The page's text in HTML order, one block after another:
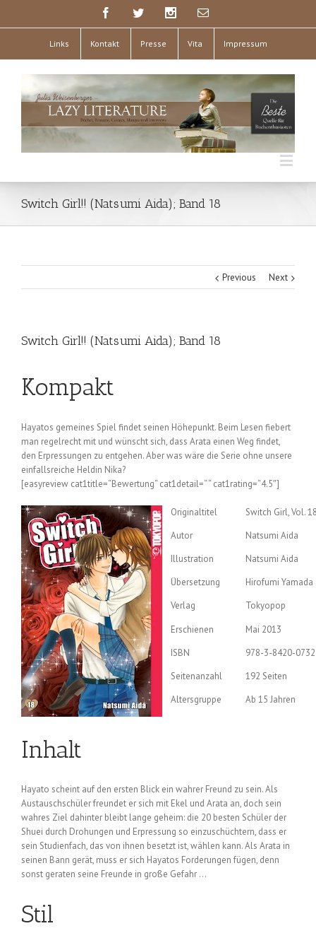
Links Kontakt Presse Vita Impressum
Switch Girl!! (Natsumi Aida); Band 18
Previous Next
Switch Girl!! (Natsumi Aida); Band 18
Kompakt
Hayatos gemeines Spiel findet seinen Höhepunkt. Beim Lesen fiebert
man regelrecht mit und wünscht sich, dass Arata einen Weg findet,
den Erpressungen zu entgehen. Aber was wäre die Serie ohne unsere
einfallsreiche Heldin Nika?
[easyreview cat1title=“Bewertung“ cat1detail=“ “ cat1rating=“4.5″]
Originaltitel
Switch Girl, Vol.
Autor
Natsumi Aida
Illustration
Natsumi Aida
Übersetzung
Hirofumi Yamada
Verlag
Tokyopop
Erschienen
Mai 2013
ISBN
978-3-8420-
Seitenanzahl
192 Seiten
Altersgruppe
Ab 15 Jahren
Inhalt
Hayato scheint auf den ersten Blick ein wahrer Freund zu sein. Als
Austauschschüler freundet er sich mit Ekel und Arata an, doch sein
wahres Ziel dahinter bleibt lange geheim: die 20 besten Schüler der
Shuei durch Drohungen und Erpressung so einzuschüchtern, dass er
sein Studienfach, das von ihnen besetzt ist, wählen kann. Als Arata in
seinen Bann gerät, muss er sich Hayatos Forderungen fügen, denn
sonst geraten seine Freunde in große Gefahr …
Stil